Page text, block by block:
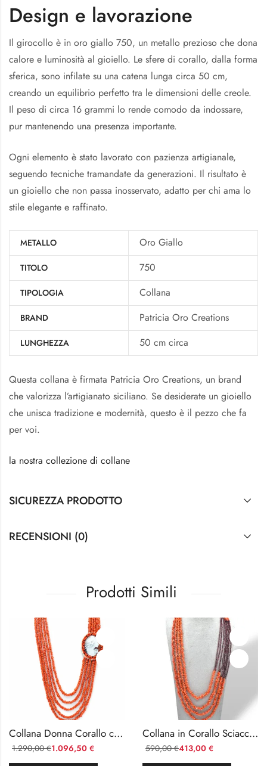
Design e lavorazione
Il girocollo è in oro giallo 750, un metallo prezioso che dona
calore e luminosità al gioiello. Le sfere di corallo, dalla forma
sferica, sono infilate su una catena lunga circa 50 cm,
creando un equilibrio perfetto tra le dimensioni delle creole.
Il peso di circa 16 grammi lo rende comodo da indossare,
pur mantenendo una presenza importante.
Ogni elemento è stato lavorato con pazienza artigianale,
seguendo tecniche tramandate da generazioni. Il risultato è
un gioiello che non passa inosservato, adatto per chi ama lo
stile elegante e raffinato.
METALLO Oro Giallo
TITOLO 750
TIPOLOGIA Collana
BRAND Patricia Oro Creations
LUNGHEZZA 50 cm circa
Questa collana è firmata Patricia Oro Creations, un brand
che valorizza l’artigianato siciliano. Se desiderate un gioiello
che unisca tradizione e modernità, questo è il pezzo che fa
per voi.
la nostra collezione di collane
SICUREZZA PRODOTTO
RECENSIONI (0)
Prodotti Simili
Collana Donna Corallo con Cammeo a 5 Fili
1.096,50 €
1.290,00€
Collana in Corallo Sciacca e Granatino
413,00 €
590,00€